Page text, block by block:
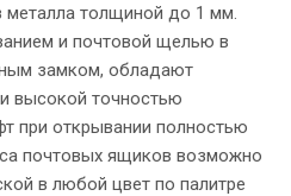
металла толщиной до 1 мм.
и почтовой щелью в
замком, обладают
высокой точностью
при открывании полностью
почтовых ящиков возможно
в любой цвет по палитре